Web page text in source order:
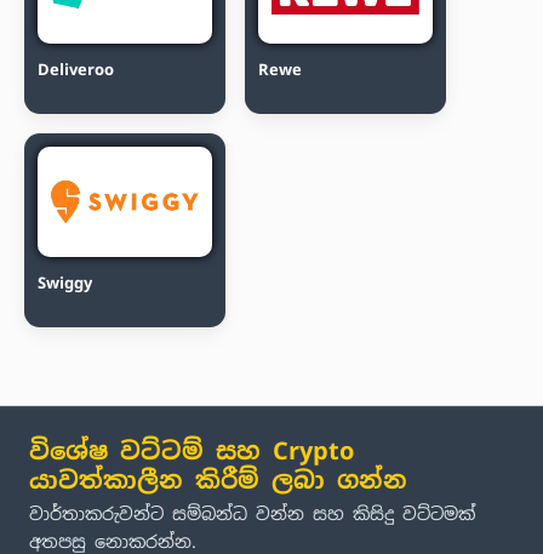
Deliveroo Rewe
Swiggy
විශේෂ වට්ටම් සහ Crypto
යාවත්කාලීන කිරීම් ලබා ගන්න
වාර්තාකරුවන්ට සම්බන්ධ වන්න සහ කිසිදු වට්ටමක්
අතපසු නොකරන්න.